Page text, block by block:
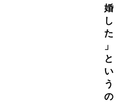
婚
し
た
」
と
い
う
の